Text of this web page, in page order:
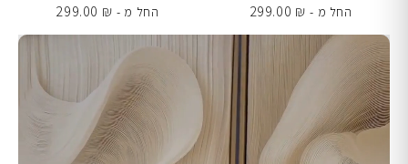
החל מ -
299.00 ₪
החל מ -
299.00 ₪